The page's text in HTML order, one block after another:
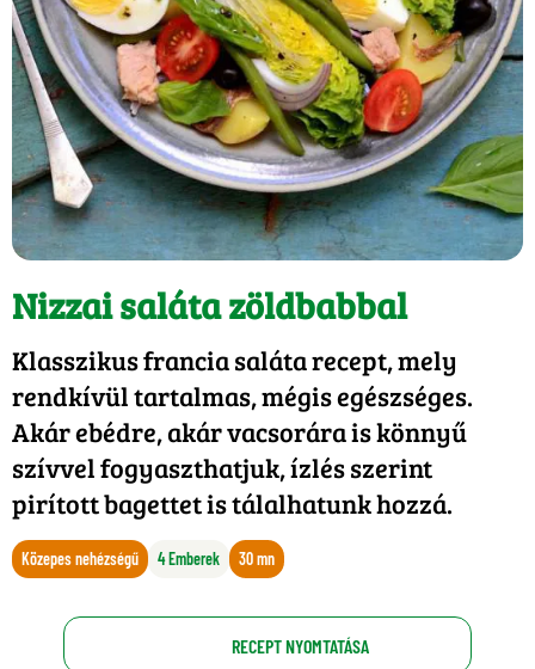
Nizzai saláta zöldbabbal
Klasszikus francia saláta recept, mely
rendkívül tartalmas, mégis egészséges.
Akár ebédre, akár vacsorára is könnyű
szívvel fogyaszthatjuk, ízlés szerint
pirított bagettet is tálalhatunk hozzá.
Közepes nehézségű 4 Emberek 30 mn
RECEPT NYOMTATÁSA